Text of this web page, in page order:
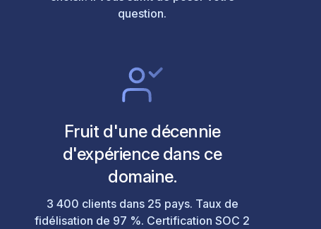
question.
Fruit d'une décennie
d'expérience dans ce
domaine.
3 400 clients dans 25 pays. Taux de
fidélisation de 97 %. Certification SOC 2